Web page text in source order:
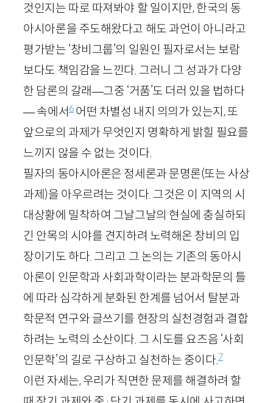
것인지는 따로 따져봐야 할 일이지만, 한국의 동
아시아론을 주도해왔다고 해도 과언이 아니라고
평가받는 ‘창비그룹’의 일원인 필자로서는 보람
보다도 책임감을 느낀다. 그러니 그 성과가 다양
한 담론의 갈래—그중 ‘거품’도 더러 있을 법하다
— 속에서6어떤 차별성 내지 의의가 있는지, 또
앞으로의 과제가 무엇인지 명확하게 밝힐 필요를
느끼지 않을 수 없는 것이다.
필자의 동아시아론은 정세론과 문명론(또는 사상
과제)을 아우르려는 것이다. 그것은 이 지역의 시
대상황에 밀착하여 그날그날의 현실에 충실하되
긴 안목의 시야를 견지하려 노력해온 창비의 입
장이기도 하다. 그리고 그 논의는 기존의 동아시
아론이 인문학과 사회과학이라는 분과학문의 틀
에 따라 심각하게 분화된 한계를 넘어서 탈분과
학문적 연구와 글쓰기를 현장의 실천경험과 결합
하려는 노력의 소산이다. 그 시도를 요즈음 ‘사회
인문학’의 길로 구상하고 실천하는 중이다.7
이런 자세는, 우리가 직면한 문제를 해결하려 할